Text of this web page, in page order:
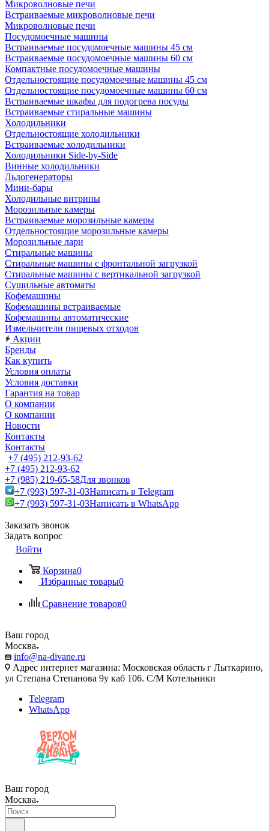
Микроволновые печи
Встраиваемые микроволновые печи
Микроволновые печи
Посудомоечные машины
Встраиваемые посудомоечные машины 45 см
Встраиваемые посудомоечные машины 60 см
Компактные посудомоечные машины
Отдельностоящие посудомоечные машины 45 см
Отдельностоящие посудомоечные машины 60 см
Встраиваемые шкафы для подогрева посуды
Встраиваемые стиральные машины
Холодильники
Отдельностоящие холодильники
Встраиваемые холодильники
Холодильники Side-by-Side
Винные холодильники
Льдогенераторы
Мини-бары
Холодильные витрины
Морозильные камеры
Встраиваемые морозильные камеры
Отдельностоящие морозильные камеры
Морозильные лари
Стиральные машины
Стиральные машины с фронтальной загрузкой
Стиральные машины с вертикальной загрузкой
Сушильные автоматы
Кофемашины
Кофемашины встраиваемые
Кофемашины автоматические
Измельчители пищевых отходов
Акции
Бренды
Как купить
Условия оплаты
Условия доставки
Гарантия на товар
О компании
О компании
Новости
Контакты
Контакты
+7 (495) 212-93-62
+7 (495) 212-93-62
+7 (985) 219-65-58Для звонков
+7 (993) 597-31-03Написать в Telegram
+7 (993) 597-31-03Написать в WhatsApp
Заказать звонок
Задать вопрос
Войти
Корзина0
Избранные товары0
Сравнение товаров0
Ваш город
Москва
info@na-divane.ru
Адрес интернет магазина: Московская область г Лыткарино,
ул Степана Степанова 9у каб 106. С/М Котельники
Telegram
WhatsApp
Ваш город
Москва